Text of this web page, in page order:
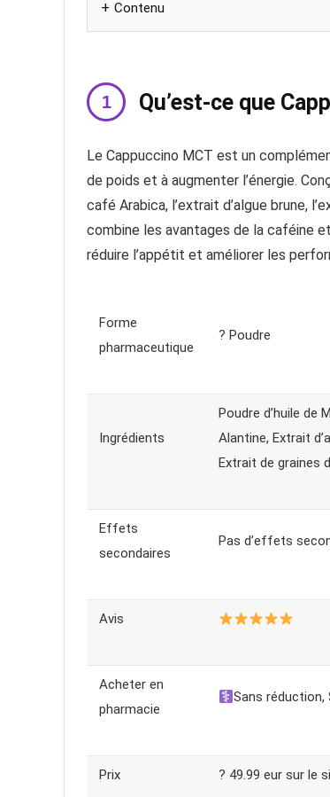
Contenu
Qu’est-ce que
Le Cappuccino MCT est un
de poids et à augmenter l’énergie.
café Arabica, l’extrait d’algue brune,
combine les avantages de la caféine
réduire l’appétit et améliorer les
Forme
pharmaceutique
? Poudre
Ingrédients
Poudre d’huile de
Alantine, Extrait
Extrait de graines
Effets
secondaires
Pas d’effets
Avis
Acheter en
pharmacie
Sans réduction,
Prix ? 49.99 eur sur le